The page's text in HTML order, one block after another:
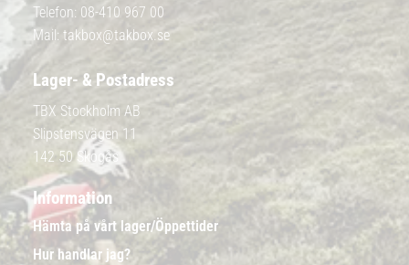
Telefon: 08-410 967 00
Mail: takbox@takbox.se
Lager- & Postadress
TBX Stockholm AB
Slipstensvägen 11
142 50 Skogås
Information
Hämta på vårt lager/Öppettider
Hur handlar jag?